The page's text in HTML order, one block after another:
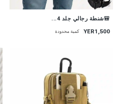
🎒شنطة رجالي جلد 4...
YER1,500 كمية محدودة